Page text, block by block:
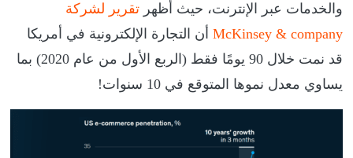
والخدمات عبر الإنترنت، حيث أظهر تقرير لشركة
McKinsey & companyأن التجارة الإلكترونية في أمريكا
قد نمت خلال 90 يومًا فقط (الربع الأول من عام 2020) بما
يساوي معدل نموها المتوقع في 10 سنوات!